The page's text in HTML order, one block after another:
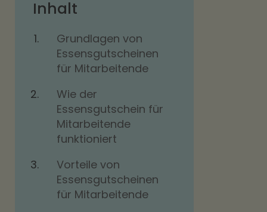
Inhalt
Grundlagen von
Essensgutscheinen
für Mitarbeitende
Wie der
Essensgutschein für
Mitarbeitende
funktioniert
Vorteile von
Essensgutscheinen
für Mitarbeitende